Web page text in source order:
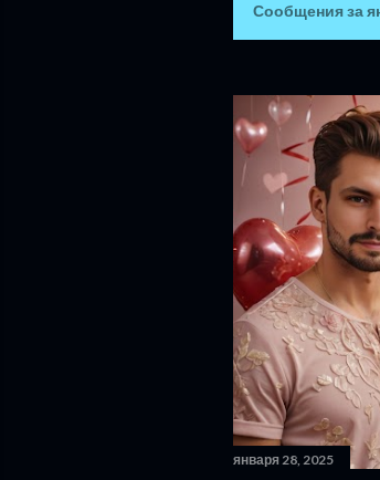
С
о
б
щ
е
н
и
я
Сообщения за
января 28, 2025